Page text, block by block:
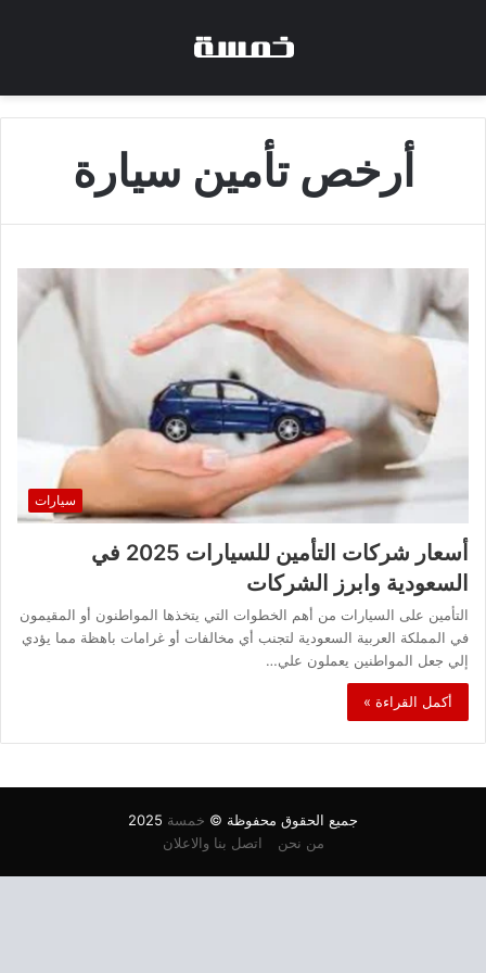
أرخص تأمين سيارة
سيارات
أسعار شركات التأمين للسيارات 2025 في
السعودية وابرز الشركات
التأمين على السيارات من أهم الخطوات التي يتخذها المواطنون أو المقيمون
في المملكة العربية السعودية لتجنب أي مخالفات أو غرامات باهظة مما يؤدي
إلي جعل المواطنين يعملون علي…
أكمل القراءة »
جميع الحقوق محفوظة © خمسة
من نحن
اتصل بنا والاعلان